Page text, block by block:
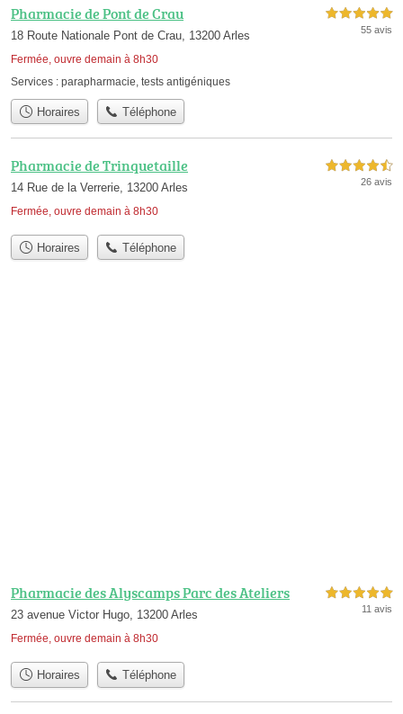
Pharmacie de Pont de Crau
18 Route Nationale Pont de Crau, 13200 Arles
Fermée, ouvre demain à 8h30
5,0 étoiles sur 5
55 avis
Services : parapharmacie tests antigéniques
Horaires Téléphone
Pharmacie de Trinquetaille
14 Rue de la Verrerie, 13200 Arles
Fermée, ouvre demain à 8h30
4,5 étoiles sur 5
26 avis
Horaires Téléphone
Pharmacie des Alyscamps Parc des Ateliers
23 avenue Victor Hugo, 13200 Arles
Fermée, ouvre demain à 8h30
5,0 étoiles sur 5
11 avis
Horaires Téléphone